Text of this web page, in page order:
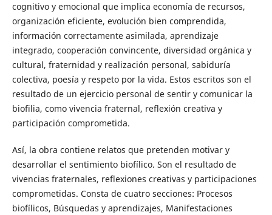
cognitivo y emocional que implica economía de recursos,
organización eficiente, evolución bien comprendida,
información correctamente asimilada, aprendizaje
integrado, cooperación convincente, diversidad orgánica y
cultural, fraternidad y realización personal, sabiduría
colectiva, poesía y respeto por la vida. Estos escritos son el
resultado de un ejercicio personal de sentir y comunicar la
biofilia, como vivencia fraternal, reflexión creativa y
participación comprometida.
Así, la obra contiene relatos que pretenden motivar y
desarrollar el sentimiento biofílico. Son el resultado de
vivencias fraternales, reflexiones creativas y participaciones
comprometidas. Consta de cuatro secciones: Procesos
biofílicos, Búsquedas y aprendizajes, Manifestaciones